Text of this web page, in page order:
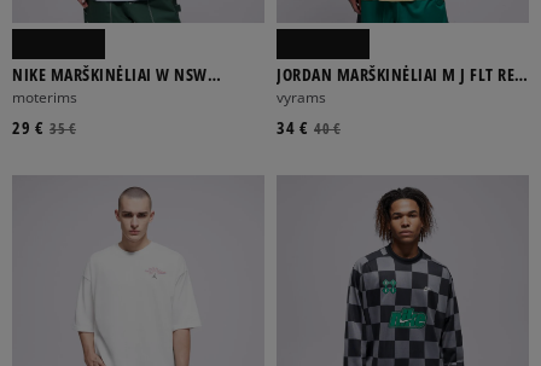
NIKE MARŠKINĖLIAI W NSW
CLASSIC SS TEE
moterims
35 €
29 €
JORDAN MARŠKINĖLIAI M J FLT REIS
LGND SS CREW
vyrams
40 €
34 €